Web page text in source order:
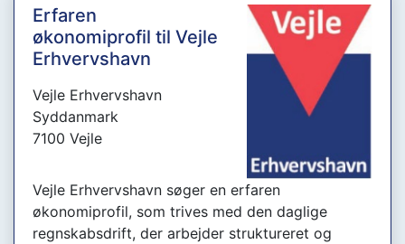
Erfaren
økonomiprofil til Vejle
Erhvervshavn
Vejle Erhvervshavn
Syddanmark
7100 Vejle
Vejle Erhvervshavn søger en erfaren
økonomiprofil, som trives med den daglige
regnskabsdrift, der arbejder struktureret og